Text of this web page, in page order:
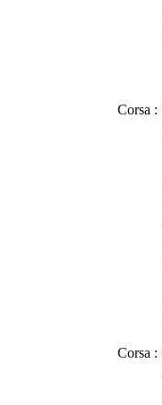
Corsa :
Corsa :